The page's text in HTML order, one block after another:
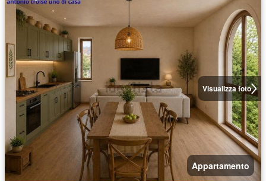
Visualizza foto
Appartamento